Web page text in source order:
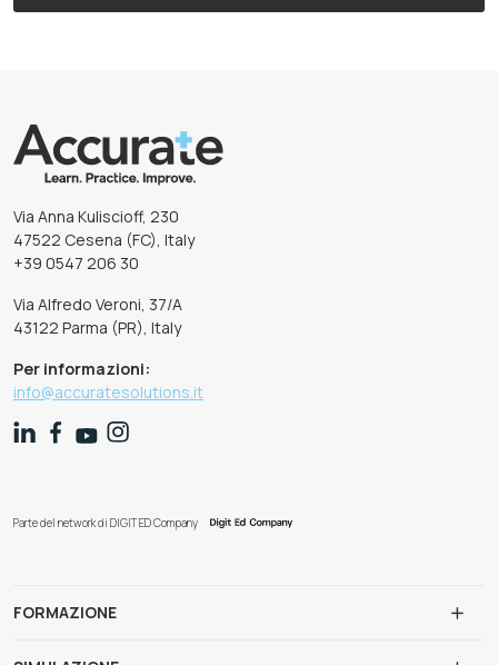
Via Anna Kuliscioff, 230
47522 Cesena (FC), Italy
+39 0547 206 30
Via Alfredo Veroni, 37/A
43122 Parma (PR), Italy
Per informazioni:
info@accuratesolutions.it
Parte del network di DIGIT ED Company
FORMAZIONE